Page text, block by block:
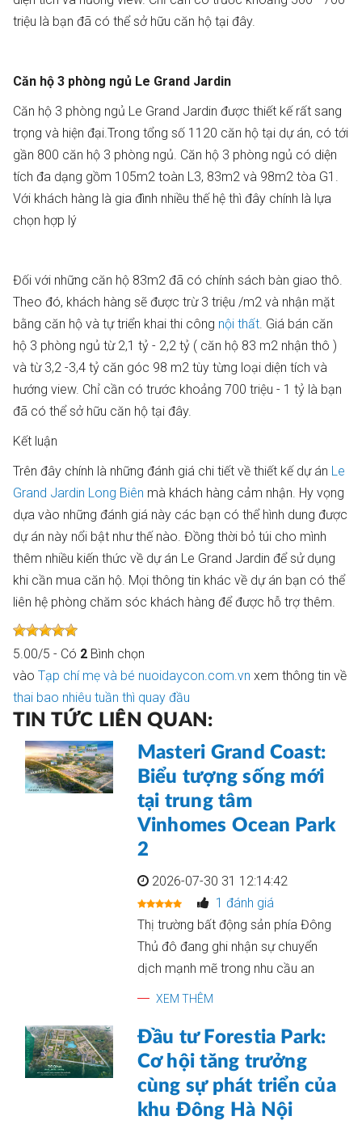
triệu là bạn đã có thể sở hữu căn hộ tại đây.
Căn hộ 3 phòng ngủ Le Grand Jardin
Căn hộ 3 phòng ngủ Le Grand Jardin được thiết kế rất sang
trọng và hiện đại.Trong tổng số 1120 căn hộ tại dự án, có tới
gần 800 căn hộ 3 phòng ngủ. Căn hộ 3 phòng ngủ có diện
tích đa dạng gồm 105m2 toàn L3, 83m2 và 98m2 tòa G1.
Với khách hàng là gia đình nhiều thế hệ thì đây chính là lựa
chọn hợp lý
Đối với những căn hộ 83m2 đã có chính sách bàn giao thô.
Theo đó, khách hàng sẽ được trừ 3 triệu /m2 và nhận mặt
bằng căn hộ và tự triển khai thi công nội thất. Giá bán căn
hộ 3 phòng ngủ từ 2,1 tỷ - 2,2 tỷ ( căn hộ 83 m2 nhận thô )
và từ 3,2 -3,4 tỷ căn góc 98 m2 tùy từng loại diện tích và
hướng view. Chỉ cần có trước khoảng 700 triệu - 1 tỷ là bạn
đã có thể sở hữu căn hộ tại đây.
Kết luận
Trên đây chính là những đánh giá chi tiết về thiết kế dự án Le
Grand Jardin Long Biên mà khách hàng cảm nhận. Hy vọng
dựa vào những đánh giá này các bạn có thể hình dung được
dự án này nổi bật như thế nào. Đồng thời bỏ túi cho mình
thêm nhiều kiến thức về dự án Le Grand Jardin để sử dụng
khi cần mua căn hộ. Mọi thông tin khác về dự án bạn có thể
liên hệ phòng chăm sóc khách hàng để được hỗ trợ thêm.
5.00/5 - Có 2 Bình chọn
vào Tạp chí mẹ và bé nuoidaycon.com.vn xem thông tin về
thai bao nhiêu tuần thì quay đầu
TIN TỨC LIÊN QUAN:
Masteri Grand Coast:
Biểu tượng sống mới
tại trung tâm
Vinhomes Ocean Park
2
2026-07-30 31 12:14:42
1 đánh giá
Thị trường bất động sản phía Đông
Thủ đô đang ghi nhận sự chuyển
dịch mạnh mẽ trong nhu cầu an
XEM THÊM
Đầu tư Forestia Park:
Cơ hội tăng trưởng
cùng sự phát triển của
khu Đông Hà Nội